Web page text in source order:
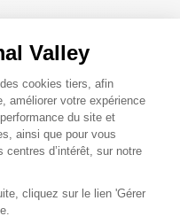
Valley
du
cookies tiers, afin
améliorer votre expérience
du site et
ainsi que pour vous
d’intérêt, sur notre
cliquez sur le lien 'Gérer